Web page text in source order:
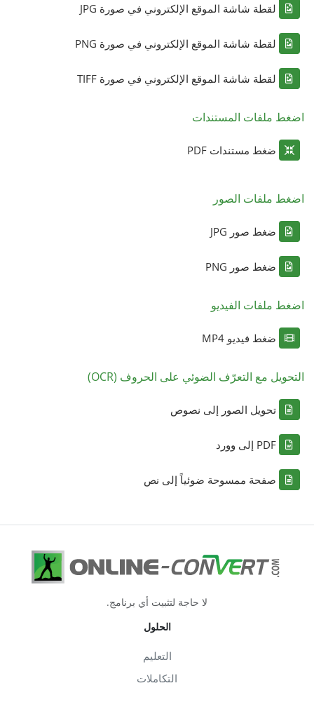
لقطة شاشة الموقع الإلكتروني في صورة JPG
لقطة شاشة الموقع الإلكتروني في صورة PNG
لقطة شاشة الموقع الإلكتروني في صورة TIFF
اضغط ملفات المستندات
ضغط مستندات PDF
اضغط ملفات الصور
ضغط صور JPG
ضغط صور PNG
اضغط ملفات الفيديو
ضغط فيديو MP4
التحويل مع التعرّف الضوئي على الحروف (OCR)
تحويل الصور إلى نصوص
PDF إلى وورد
صفحة ممسوحة ضوئياً إلى نص
لا حاجة لتثبيت أي برنامج.
الحلول
التعليم
التكاملات